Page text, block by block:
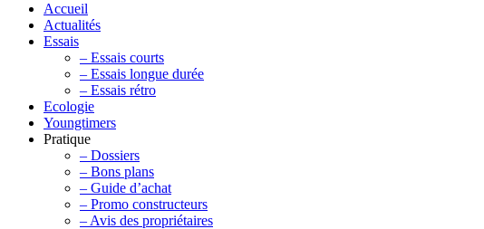
Accueil
Actualités
Essais
– Essais courts
– Essais longue durée
– Essais rétro
Ecologie
Youngtimers
Pratique
– Dossiers
– Bons plans
– Guide d’achat
– Promo constructeurs
– Avis des propriétaires